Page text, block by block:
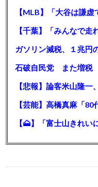
石破自民党 また増税